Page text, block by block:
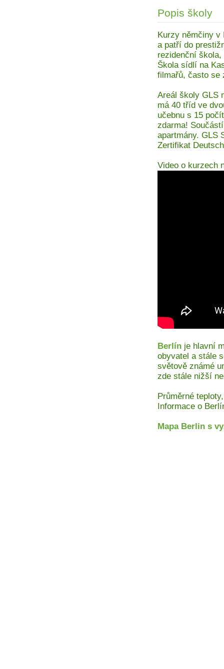
Popis školy
Kurzy němčiny
a patří do
rezidenční
Škola sídlí na
filmařů, často se
Areál školy GLS
má 40 tříd ve
učebnu s 15
zdarma!
apartmány. GLS
Zertifikat
Video o kurzech
Berlínje hlavní
obyvatel a stále
světově známé
zde stále nižší
Průměrné
Informace o
Mapa Berlin s